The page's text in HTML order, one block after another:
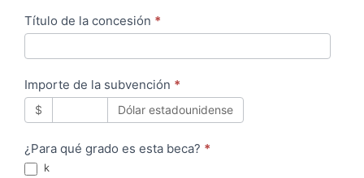
u
d
d
e
s
u
b
o
Título de la concesión *
Importe de la subvención *
$ Dólar estadounidense
¿Para qué grado es esta beca? *
k